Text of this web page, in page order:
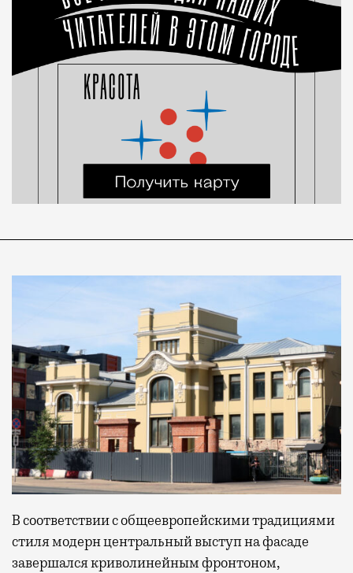
В соответствии с общеевропейскими традициями
стиля модерн центральный выступ на фасаде
завершался криволинейным фронтоном,